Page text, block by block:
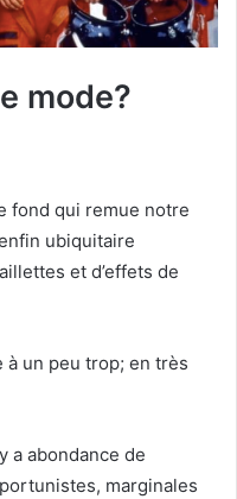
mode?
fond qui remue notre
ubiquitaire
et d’effets de
à un peu trop; en très
a abondance de
marginales